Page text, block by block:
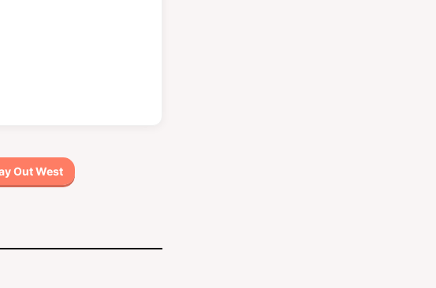
Out West